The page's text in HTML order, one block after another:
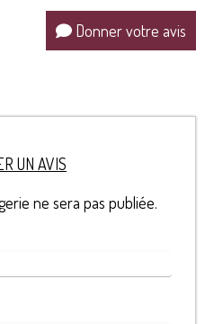
Donner votre avis
UN AVIS
ne sera pas publiée.